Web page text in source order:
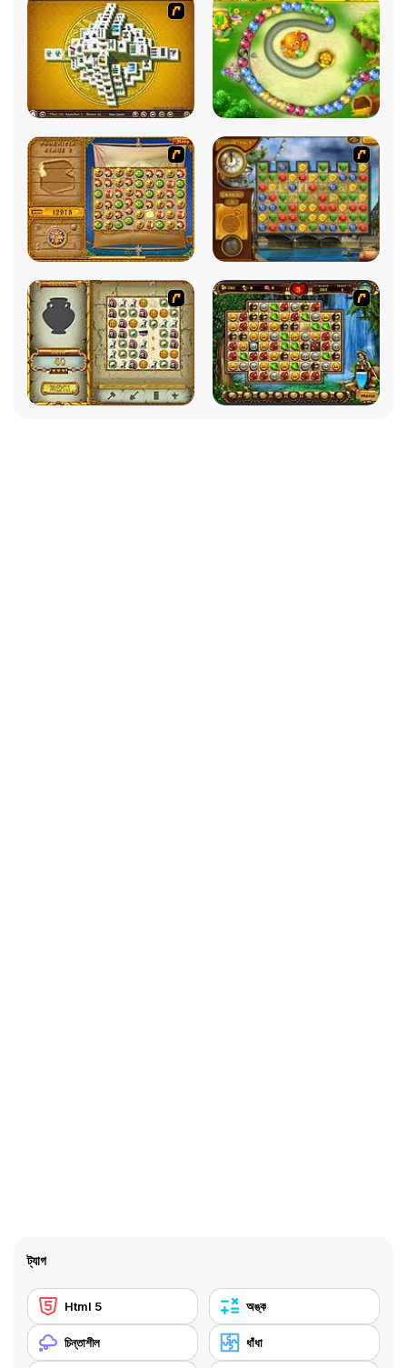
ট্যাগ
Html 5 অঙ্ক
চিন্তাশীল ধাঁধা